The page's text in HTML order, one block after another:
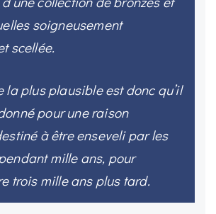
soigneusement
scellée.
la plus plausible est donc qu’il
pour une raison
à être enseveli par les
mille ans, pour
trois mille ans plus tard.